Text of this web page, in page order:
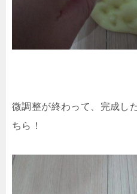
微調整が終わって、完成し
ちら！